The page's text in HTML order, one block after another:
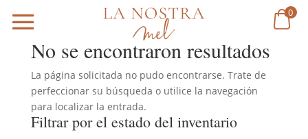
0
No se encontraron resultados
La página solicitada no pudo encontrarse. Trate de
perfeccionar su búsqueda o utilice la navegación
para localizar la entrada.
Filtrar por el estado del inventario